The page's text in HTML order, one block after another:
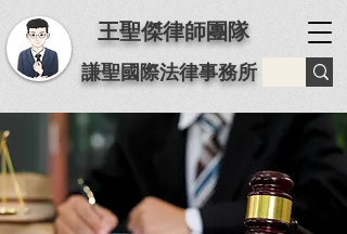
王聖傑律師團隊
謙聖國際法律事務所